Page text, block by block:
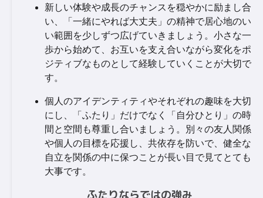
新しい体験や成長のチャンスを穏やかに励まし合
い、「一緒にやれば大丈夫」の精神で居心地のい
い範囲を少しずつ広げていきましょう。小さな一
歩から始めて、お互いを支え合いながら変化をポ
ジティブなものとして経験していくことが大切で
す。
個人のアイデンティティやそれぞれの趣味を大切
にし、「ふたり」だけでなく「自分ひとり」の時
間と空間も尊重し合いましょう。別々の友人関係
や個人の目標を応援し、共依存を防いで、健全な
自立を関係の中に保つことが長い目で見てとても
大事です。
ふたりならではの強み